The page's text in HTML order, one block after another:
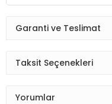
Garanti ve Teslimat
Taksit Seçenekleri
Yorumlar